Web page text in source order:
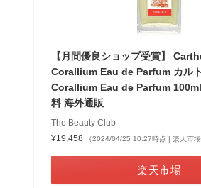
【月間優良ショップ受賞】
Corallium Eau de Parfum カル
Corallium Eau de Parfum
料 海外通販
The Beauty Club
¥19,458
（2024/04/25 10:27時点 | 楽天市場
楽天市場